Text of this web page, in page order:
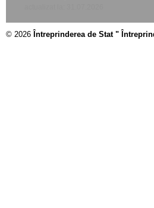
© 2026 Întreprinderea de Stat "